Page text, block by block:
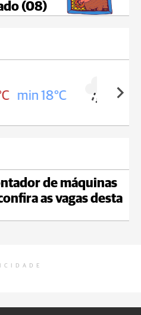
(08)
20°C min 18°C
de máquinas
as vagas desta